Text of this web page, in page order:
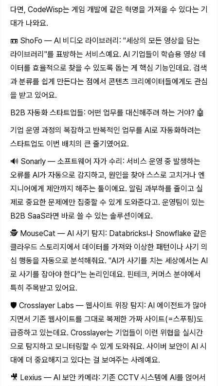
다면, CodeWisp는 게임 개발에 같은 혁명을 가져올 수 있다는 기
대가 나와요.
📼 ShoFo — AI 비디오 라이브러리: "세상의 모든 영상을 담는
라이브러리"를 표방하는 서비스예요. AI 기업들이 학습용 영상 데
이터를 효율적으로 찾을 수 있도록 돕는 게 핵심 기능인데요. 검색
과 분류를 쉽게 만든다는 점에서 콘텐츠 크리에이터들에게도 관심
을 받고 있어요.
B2B 자동화 스타트업들: 어떤 업무를 대신해주려 하는 거야? 🤖
기업 운영 과정의 복잡하고 반복적인 업무를 AI로 자동화하려는
스타트업도 이번 배치의 큰 줄기였어요.
🔊 Sonarly — 소프트웨어 자가 수리: 서비스 운영 중 발생하는
오류를 AI가 자동으로 감지하고, 원인을 찾아 스스로 고치거나 엔
지니어에게 제안까지 해주는 툴이에요. 알림 과부하를 줄이고 실
제로 중요한 문제에만 집중할 수 있게 도와준다고. 운영팀이 있는
B2B SaaS라면 바로 쓸 수 있는 솔루션이에요.
🕵️ MouseCat — AI 사기 탐지: Databricks나 Snowflake 같은
클라우드 스토리지에서 데이터를 가져와 이상한 패턴이나 사기 의
심 행동을 자동으로 분석해줘요. "AI가 사기를 치는 세상에서는 AI
로 사기를 잡아야 한다"는 논리인데요. 핀테크, 커머스 분야에서
특히 주목받고 있어요.
🛡️ Crosslayer Labs — 웹사이트 위장 탐지: AI 에이전트가 많아
지면서 기존 웹사이트를 그대로 복제한 가짜 사이트(=스푸핑)도
급증하고 있는데요. Crosslayer는 기업들이 이런 위협을 실시간
으로 탐지하고 모니터링할 수 있게 도와줘요. 사이버 보안이 AI 시
대에 더 중요해지고 있다는 걸 보여주는 사례예요.
🎥 Lexius — AI 보안 카메라: 기존 CCTV 시스템에 AI를 얹어서